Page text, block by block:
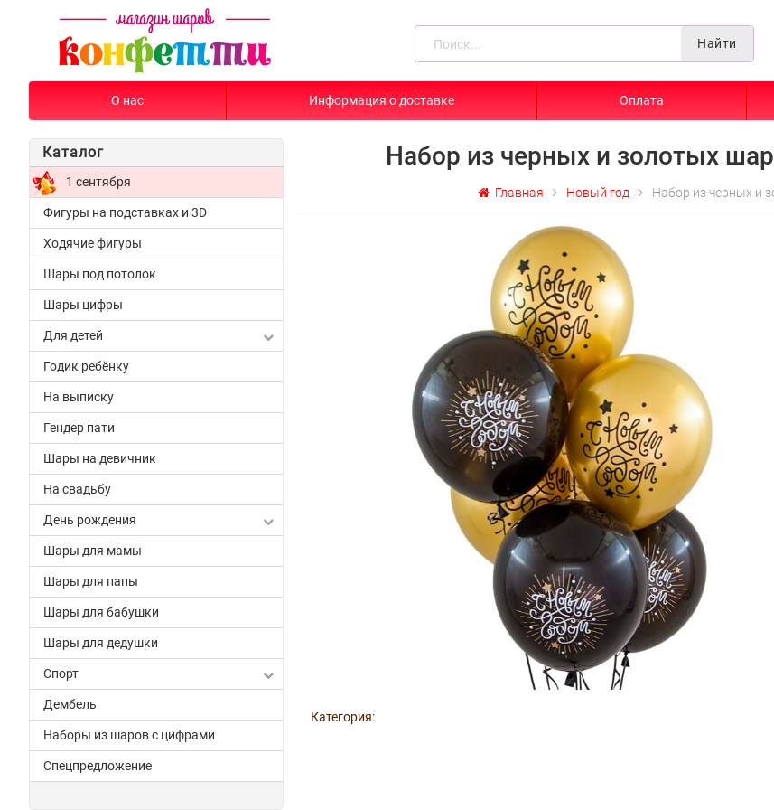
Найти
О нас Информация о доставке Оплата
Каталог
1 сентября
Фигуры на подставках и 3D
Ходячие фигуры
Шары под потолок
Шары цифры
Для детей
Годик ребёнку
На выписку
Гендер пати
Шары на девичник
На свадьбу
День рождения
Шары для мамы
Шары для папы
Шары для бабушки
Шары для дедушки
Спорт
Дембель
Наборы из шаров с цифрами
Спецпредложение
Набор из черных и золотых
Главная Новый год Набор из черных и
Категория: